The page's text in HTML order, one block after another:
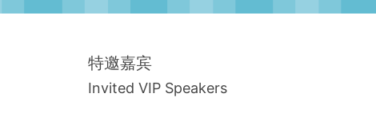
特邀嘉宾
Invited VIP Speakers